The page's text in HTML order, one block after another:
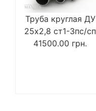
Труба круглая ДУ
25х2,8 ст1-3пс/сп
41500.00 грн.